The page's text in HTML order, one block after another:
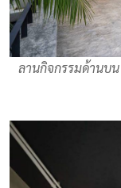
ลานกิจกรรมด้านบ